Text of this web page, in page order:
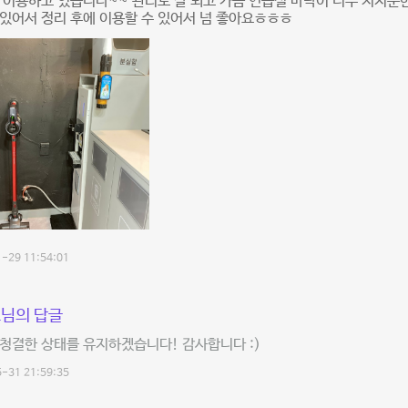
어서 정리 후에 이용할 수 있어서 넘 좋아요ㅎㅎㅎ
29 11:54:01
의 답글
결한 상태를 유지하겠습니다! 감사합니다 :)
31 21:59:35